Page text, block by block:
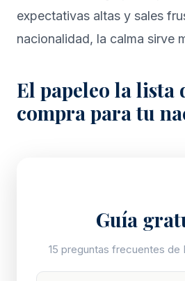
expectativas altas y sales
nacionalidad, la calma sirve
El papeleo la lista
compra para tu
Guía
15 preguntas frecuentes de